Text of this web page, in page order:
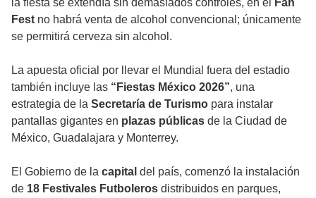
la fiesta se extendía sin demasiados controles, en el
Fan
Fest no habrá venta de alcohol convencional; únicamente
se permitirá cerveza sin alcohol.
La apuesta oficial por llevar el Mundial fuera del estadio
también incluye las “Fiestas México 2026”, una
estrategia de la Secretaría de Turismo para instalar
pantallas gigantes en plazas públicas de la Ciudad de
México, Guadalajara y Monterrey.
El Gobierno de la capital del país, comenzó la instalación
de 18 Festivales Futboleros distribuidos en parques,